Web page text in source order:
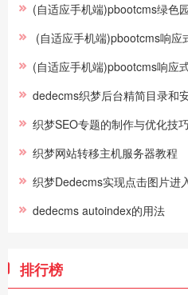
(自适应手机端)pbootcms绿色园林建筑艺术
(自适应手机端)pbootcms响应式刷卡机POS
(自适应手机端)pbootcms响应式旅游公司网站
dedecms织梦后台精简目录和安全
织梦SEO专题的制作与优化技
织梦网站转移主机服务器教程
织梦Dedecms实现点击图片进
dedecms autoindex的用法
排行榜